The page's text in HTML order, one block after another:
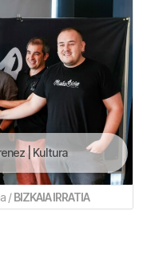
| Kultura
/BIZKAIA IRRATIA